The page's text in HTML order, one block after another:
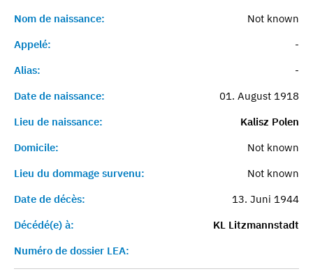
Nom de naissance:
Not known
Appelé:
-
Alias:
-
Date de naissance:
01. August 1918
Lieu de naissance:
Kalisz Polen
Domicile:
Not known
Lieu du dommage survenu:
Not known
Date de décès:
13. Juni 1944
Décédé(e) à:
KL Litzmannstadt
Numéro de dossier LEA: